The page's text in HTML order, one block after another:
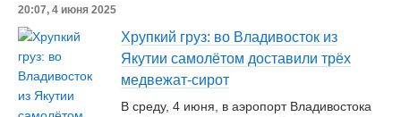
20:07, 4 июня 2025
Хрупкий груз: во Владивосток из
Якутии самолётом доставили трёх
медвежат-сирот
В среду, 4 июня, в аэропорт Владивостока